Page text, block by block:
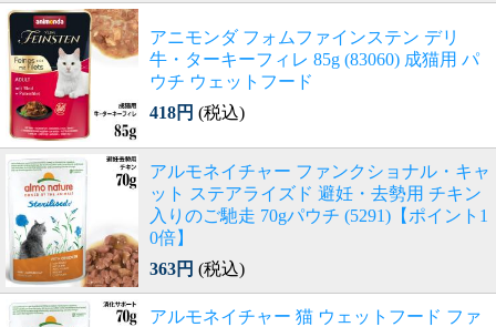
アニモンダ フォムファインステン デリ
牛・ターキーフィレ 85g (83060) 成猫用 パ
ウチ ウェットフード
418円 (税込)
アルモネイチャー ファンクショナル・キャ
ット ステアライズド 避妊・去勢用 チキン
入りのご馳走 70gパウチ (5291)【ポイント1
0倍】
363円 (税込)
アルモネイチャー 猫 ウェットフード ファ